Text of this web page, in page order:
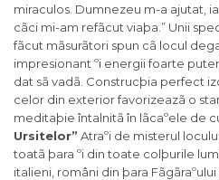
miraculos. Dumnezeu m-a ajutat,
cãci mi-am refãcut viaþa.” Unii
fãcut mãsurãtori spun cã locul
impresionant ºi energii foarte
dat sã vadã. Construcþia perfect
celor din exterior favorizeazã o
meditaþie întalnitã în lãcaºele de
Ursitelor” Atraºi de misterul
toatã þara ºi din toate colþurile
italieni, români din þara